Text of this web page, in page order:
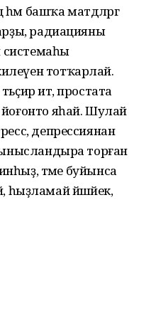
башҡа матдәләргә
радиацияны
системаһы
тотҡарлай.
итә, простата
яһай. Шулай
депрессиянан
торған
тәме буйынса
һыҙламай йәшәйек,